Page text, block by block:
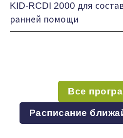
KID-RCDI 2000 для
ранней помощи
Все
Расписание